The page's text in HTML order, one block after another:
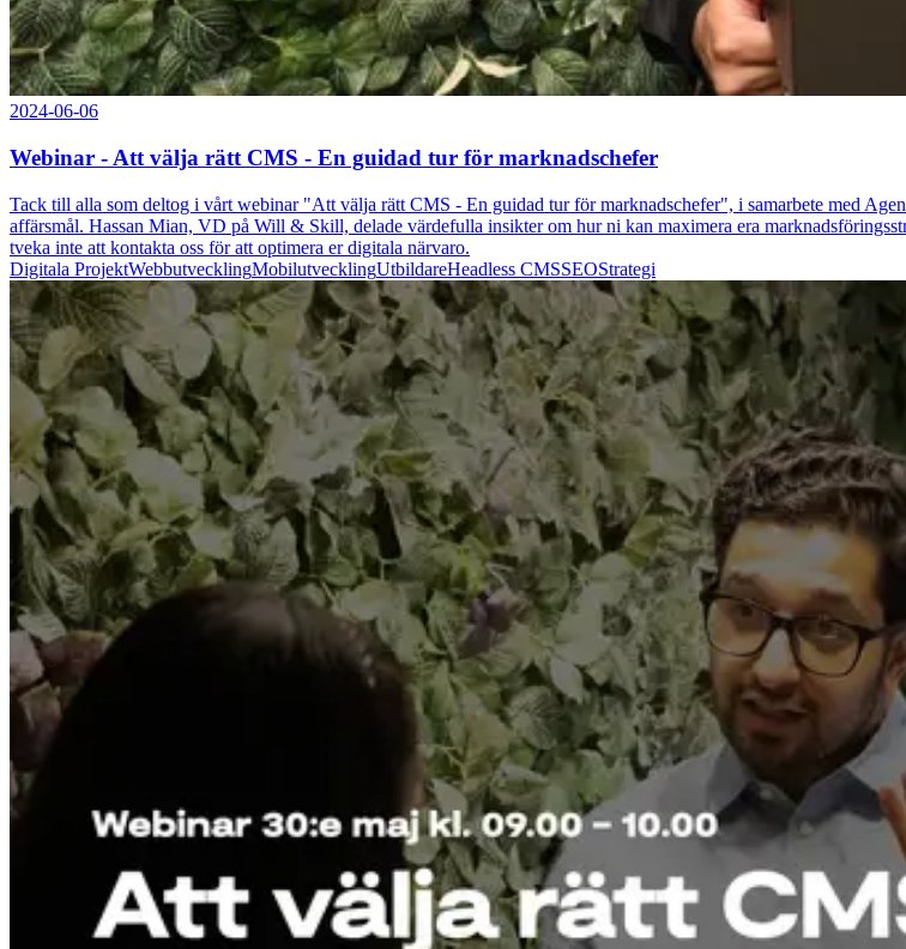
2024-06-06
Webinar - Att välja rätt CMS - En guidad tur för marknadschefer
Tack till alla som deltog i vårt webinar "Att välja rätt CMS - En guidad tur för marknadschefer", i samarbete med
affärsmål. Hassan Mian, VD på Will & Skill, delade värdefulla insikter om hur ni kan maximera era
tveka inte att kontakta oss för att optimera er digitala närvaro.
Digitala ProjektWebbutvecklingMobilutvecklingUtbildareHeadless CMSSEOStrategi